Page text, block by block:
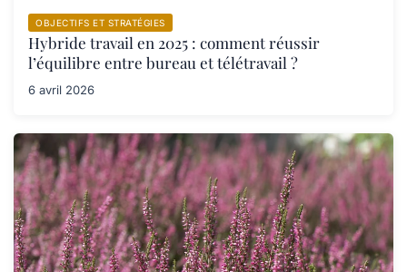
OBJECTIFS ET STRATÉGIES
Hybride travail en 2025 : comment réussir
l’équilibre entre bureau et télétravail ?
6 avril 2026